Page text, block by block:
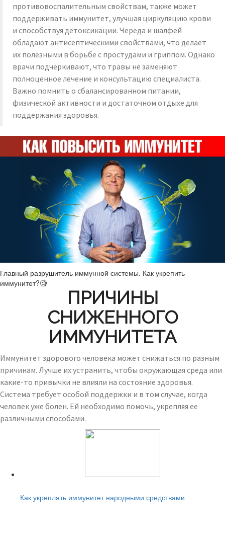
противовоспалительным свойствам, также может
поддерживать иммунитет, улучшая циркуляцию крови
и способствуя детоксикации. Череда и шалфей
обладают антисептическими свойствами, что делает
их полезными в борьбе с простудами и гриппом. Однако
врачи подчеркивают, что травы не заменяют
полноценное лечение и консультацию специалиста.
Важно помнить о сбалансированном питании,
физической активности и достаточном отдыхе для
поддержания здоровья.
Главный разрушитель иммунной системы. Как укрепить
иммунитет?🧐
ПРИЧИНЫ
СНИЖЕННОГО
ИММУНИТЕТА
Иммунитет здорового человека может снижаться по разным
причинам. Лучше их устранить, чтобы окружающая среда или
какие-то привычки не влияли на состояние здоровья.
Система требует особой поддержки и в том случае, когда
человек уже болен. Ей необходимо помочь, укрепляя ее
различными способами.
Как укреплять иммунитет народными средствами